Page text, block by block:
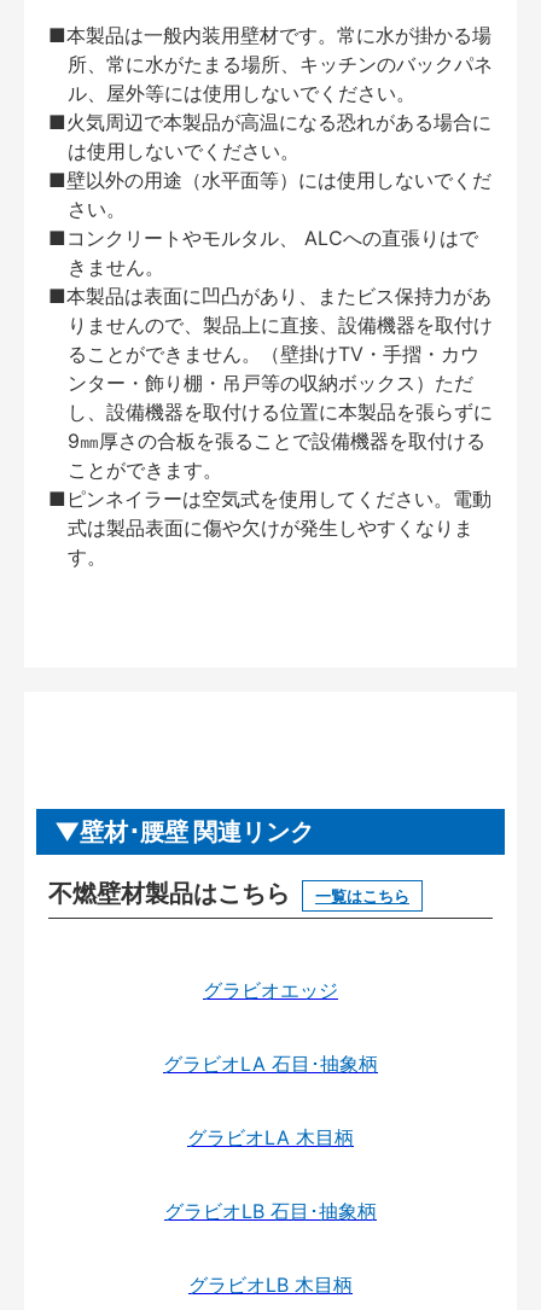
■本製品は一般内装用壁材です。常に水が掛かる場
所、常に水がたまる場所、キッチンのバックパネ
ル、屋外等には使用しないでください。
■火気周辺で本製品が高温になる恐れがある場合に
は使用しないでください。
■壁以外の用途（水平面等）には使用しないでくだ
さい。
■コンクリートやモルタル、 ALCへの直張りはで
きません。
■本製品は表面に凹凸があり、またビス保持力があ
りませんので、製品上に直接、設備機器を取付け
ることができません。（壁掛けTV・手摺・カウ
ンター・飾り棚・吊戸等の収納ボックス）ただ
し、設備機器を取付ける位置に本製品を張らずに
9㎜厚さの合板を張ることで設備機器を取付ける
ことができます。
■ピンネイラーは空気式を使用してください。電動
式は製品表面に傷や欠けが発生しやすくなりま
す。
壁材･腰壁 関連リンク
不燃壁材製品はこちら 一覧はこちら
グラビオエッジ
グラビオLA 石目･抽象柄
グラビオLA 木目柄
グラビオLB 石目･抽象柄
グラビオLB 木目柄